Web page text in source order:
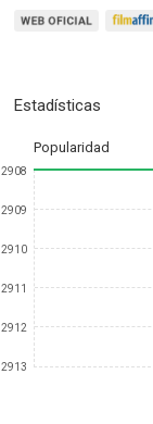
Estadísticas
Popularidad
2908
2909
2910
2911
2912
2913